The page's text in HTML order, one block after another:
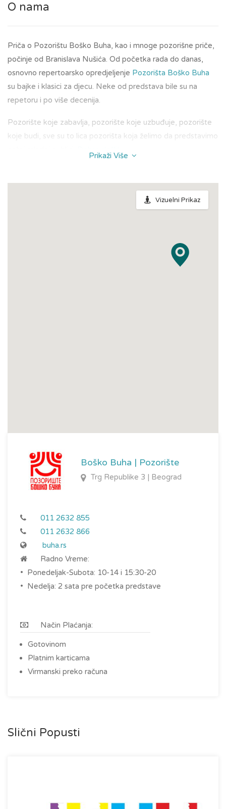
O nama
Priča o Pozorištu Boško Buha, kao i mnoge pozorišne priče,
počinje od Branislava Nušića. Od početka rada do danas,
osnovno repertoarsko opredjeljenje Pozorišta Boško Buha
su bajke i klasici za djecu. Neke od predstava bile su na
repetoru i po više decenija.
Pozorište koje zabavlja, pozorište koje uzbuđuje, pozorište
koje budi, sve su to lica pozorišta koja želimo da predstavimo
kao ciljna grupa prilično zapostavljeni na kulturnoj sceni
Beograda. Klasici poput Šekspira, Bihnera, Brehta, Nušića i
Prikaži Više
Vizuelni Prikaz
Boško Buha | Pozorište
Trg Republike 3 | Beograd
011 2632 855
011 2632 866
buha.rs
Radno Vreme:
• Ponedeljak-Subota: 10-14 i 15:30-20
• Nedelja: 2 sata pre početka predstave
Način Plaćanja:
Gotovinom
Platnim karticama
Virmanski preko računa
Slični Popusti